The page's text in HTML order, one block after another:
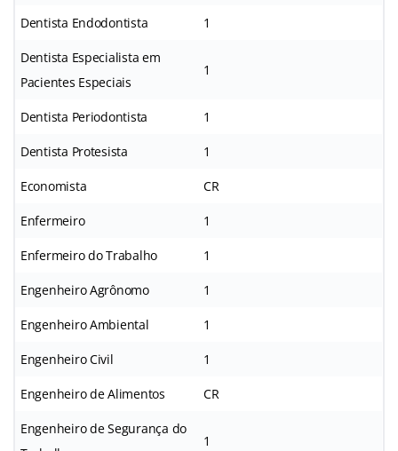
Dentista Endodontista 1
Dentista Especialista em
Pacientes Especiais
1
Dentista Periodontista 1
Dentista Protesista 1
Economista CR
Enfermeiro 1
Enfermeiro do Trabalho 1
Engenheiro Agrônomo 1
Engenheiro Ambiental 1
Engenheiro Civil 1
Engenheiro de Alimentos CR
Engenheiro de Segurança do
1